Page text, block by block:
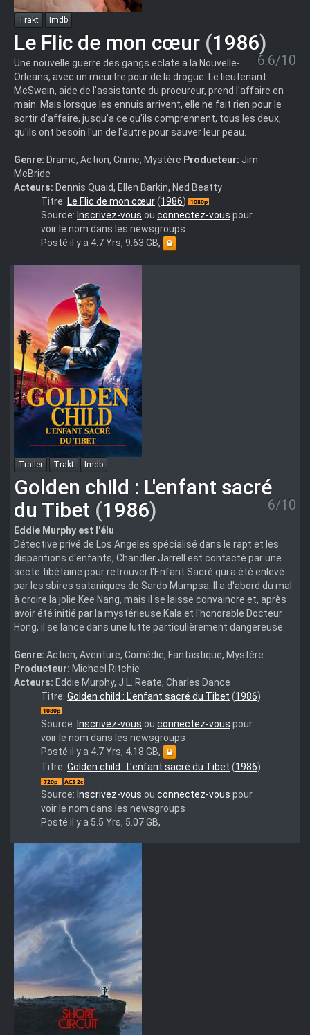
Trakt Imdb
Le Flic de mon cœur (1986)
6.6/10
Une nouvelle guerre des gangs eclate a la Nouvelle-
Orleans, avec un meurtre pour de la drogue. Le lieutenant
McSwain, aide de l'assistante du procureur, prend l'affaire en
main. Mais lorsque les ennuis arrivent, elle ne fait rien pour le
sortir d'affaire, jusqu'a ce qu'ils comprennent, tous les deux,
qu'ils ont besoin l'un de l'autre pour sauver leur peau.
Genre: Drame, Action, Crime, Mystère Producteur: Jim
McBride
Acteurs: Dennis Quaid, Ellen Barkin, Ned Beatty
AMIABLE
GAIL94
Titre: Le Flic de mon cœur(1986)
Source: Inscrivez-vous ou connectez-vous pour
voir le nom dans les newsgroups
Posté il y a 4.7 Yrs, 9.63 GB,
Trailer Trakt Imdb
Golden child : L'enfant sacré
du Tibet (1986) 6/10
Eddie Murphy est l'élu
Détective privé de Los Angeles spécialisé dans le rapt et les
disparitions d'enfants, Chandler Jarrell est contacté par une
secte tibétaine pour retrouver l'Enfant Sacré qui a été enlevé
par les sbires sataniques de Sardo Mumpsa. Il a d'abord du mal
à croire la jolie Kee Nang, mais il se laisse convaincre et, après
avoir été initié par la mystérieuse Kala et l'honorable Docteur
Hong, il se lance dans une lutte particulièrement dangereuse.
Genre: Action, Aventure, Comédie, Fantastique, Mystère
Producteur: Michael Ritchie
Acteurs: Eddie Murphy, J.L. Reate, Charles Dance
Golden
MULTi
1080p
BluRay
Titre: Golden child : L'enfant sacré du Tibet (1986)
Source: Inscrivez-vous ou connectez-vous pour
voir le nom dans les newsgroups
Posté il y a 4.7 Yrs, 4.18 GB,
The.Golden.Child.1986.FRENCH.720p.BluRay.x264-
CherryCoke
Titre: Golden child : L'enfant sacré du Tibet (1986)
Source: Inscrivez-vous ou connectez-vous pour
voir le nom dans les newsgroups
Posté il y a 5.5 Yrs, 5.07 GB,